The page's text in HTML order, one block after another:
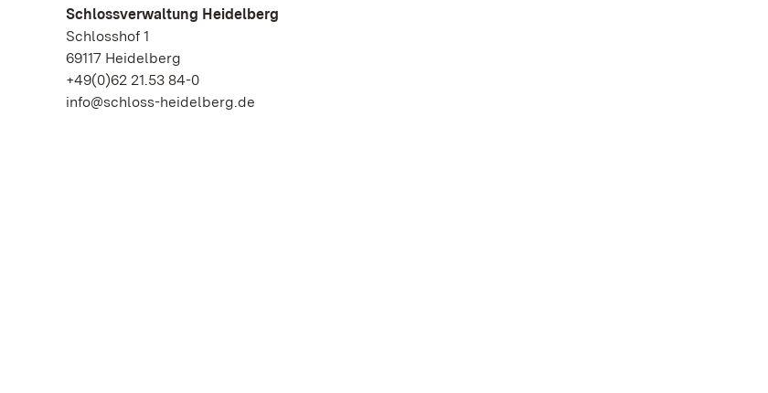
Schlossverwaltung Heidelberg
Schlosshof 1
69117 Heidelberg
+49(0)62 21.53 84-0
info@schloss-heidelberg.de